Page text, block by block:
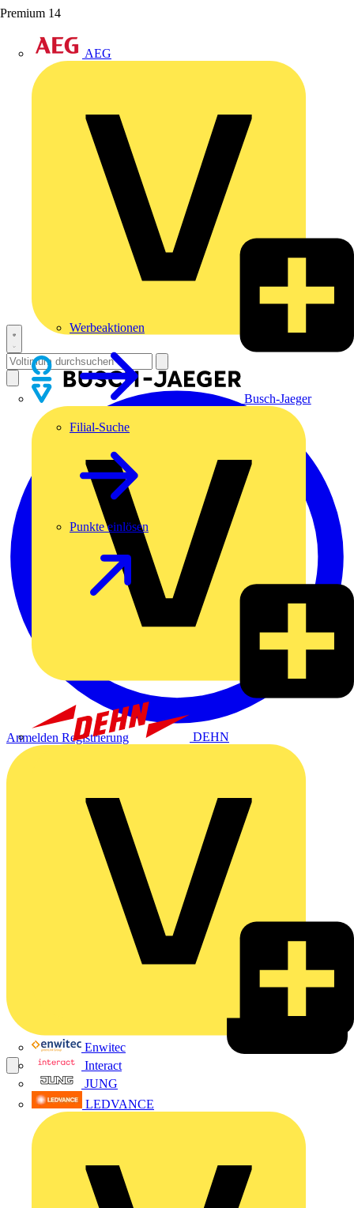
Premium 14
AEG
Busch-Jaeger
DEHN
Enwitec
Interact
JUNG
LEDVANCE
Werbeaktionen
Filial-Suche
Punkte einlösen
Anmelden Registrierung